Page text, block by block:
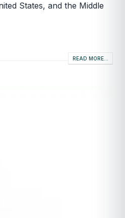
States, and the Middle
READ MORE...